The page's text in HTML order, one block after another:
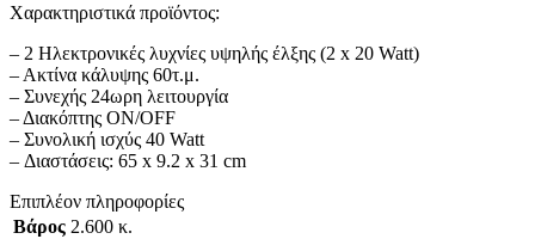
Χαρακτηριστικά προϊόντος:
– 2 Ηλεκτρονικές λυχνίες υψηλής έλξης (2 x 20 Watt)
– Ακτίνα κάλυψης 60τ.μ.
– Συνεχής 24ωρη λειτουργία
– Διακόπτης ON/OFF
– Συνολική ισχύς 40 Watt
– Διαστάσεις: 65 x 9.2 x 31 cm
Επιπλέον πληροφορίες
Βάρος 2.600 κ.